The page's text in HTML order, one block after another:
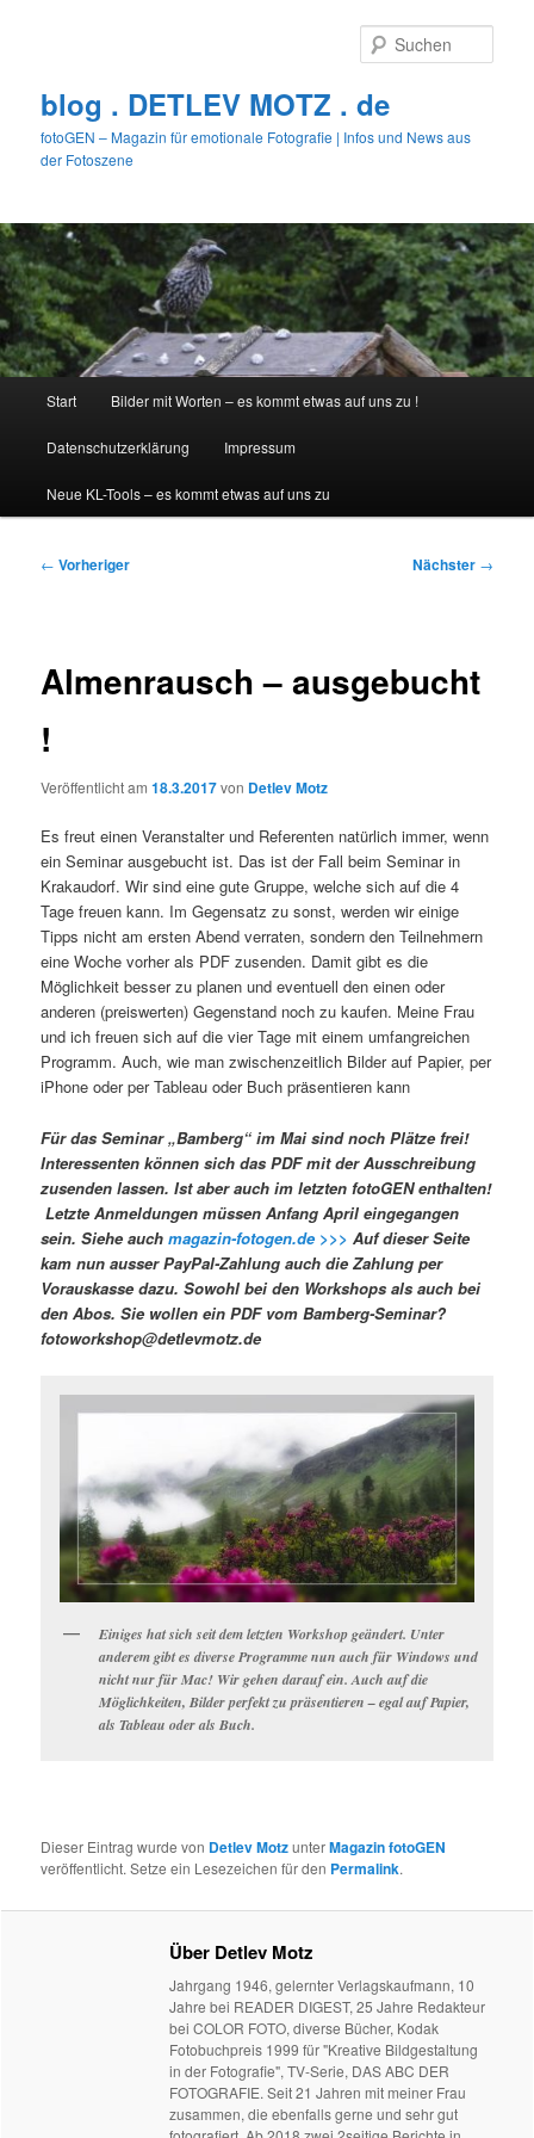
blog . DETLEV MOTZ . de
fotoGEN – Magazin für emotionale Fotografie | Infos und News aus
der Fotoszene
Start Bilder mit Worten – es kommt etwas auf uns zu !
Datenschutzerklärung Impressum
Neue KL-Tools – es kommt etwas auf uns zu
Beitragsnavigation
← Vorheriger Nächster →
Almenrausch – ausgebucht
!
Veröffentlicht am18.3.2017von Detlev Motz
Es freut einen Veranstalter und Referenten natürlich immer, wenn
ein Seminar ausgebucht ist. Das ist der Fall beim Seminar in
Krakaudorf. Wir sind eine gute Gruppe, welche sich auf die 4
Tage freuen kann. Im Gegensatz zu sonst, werden wir einige
Tipps nicht am ersten Abend verraten, sondern den Teilnehmern
eine Woche vorher als PDF zusenden. Damit gibt es die
Möglichkeit besser zu planen und eventuell den einen oder
anderen (preiswerten) Gegenstand noch zu kaufen. Meine Frau
und ich freuen sich auf die vier Tage mit einem umfangreichen
Programm. Auch, wie man zwischenzeitlich Bilder auf Papier, per
iPhone oder per Tableau oder Buch präsentieren kann
Für das Seminar „Bamberg“ im Mai sind noch Plätze frei!
Interessenten können sich das PDF mit der Ausschreibung
zusenden lassen. Ist aber auch im letzten fotoGEN enthalten!
Letzte Anmeldungen müssen Anfang April eingegangen
sein. Siehe auchmagazin-fotogen.de >>> Auf dieser Seite
kam nun ausser PayPal-Zahlung auch die Zahlung per
Vorauskasse dazu. Sowohl bei den Workshops als auch bei
den Abos. Sie wollen ein PDF vom Bamberg-Seminar?
fotoworkshop@detlevmotz.de
Einiges hat sich seit dem letzten Workshop geändert. Unter
anderem gibt es diverse Programme nun auch für Windows und
nicht nur für Mac! Wir gehen darauf ein. Auch auf die
Möglichkeiten, Bilder perfekt zu präsentieren – egal auf Papier,
als Tableau oder als Buch.
Dieser Eintrag wurde von Detlev MotzunterMagazin fotoGEN
veröffentlicht. Setze ein Lesezeichen für den Permalink.
Über Detlev Motz
Jahrgang 1946, gelernter Verlagskaufmann, 10
Jahre bei READER DIGEST, 25 Jahre Redakteur
bei COLOR FOTO, diverse Bücher, Kodak
Fotobuchpreis 1999 für "Kreative Bildgestaltung
in der Fotografie", TV-Serie, DAS ABC DER
FOTOGRAFIE. Seit 21 Jahren mit meiner Frau
zusammen, die ebenfalls gerne und sehr gut